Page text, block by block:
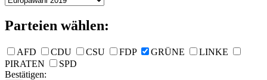
Parteien wählen:
AFD CDU CSU FDP GRÜNE
LINKE
PIRATEN
SPD
Bestätigen: